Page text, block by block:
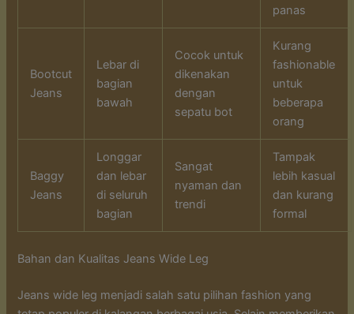
panas
Bootcut
Jeans
Lebar di
bagian
bawah
Cocok untuk
dikenakan
dengan
sepatu bot
Kurang
fashionable
untuk
beberapa
orang
Baggy
Jeans
Longgar
dan lebar
di seluruh
bagian
Sangat
nyaman dan
trendi
Tampak
lebih kasual
dan kurang
formal
Bahan dan Kualitas Jeans Wide Leg
Jeans wide leg menjadi salah satu pilihan fashion yang